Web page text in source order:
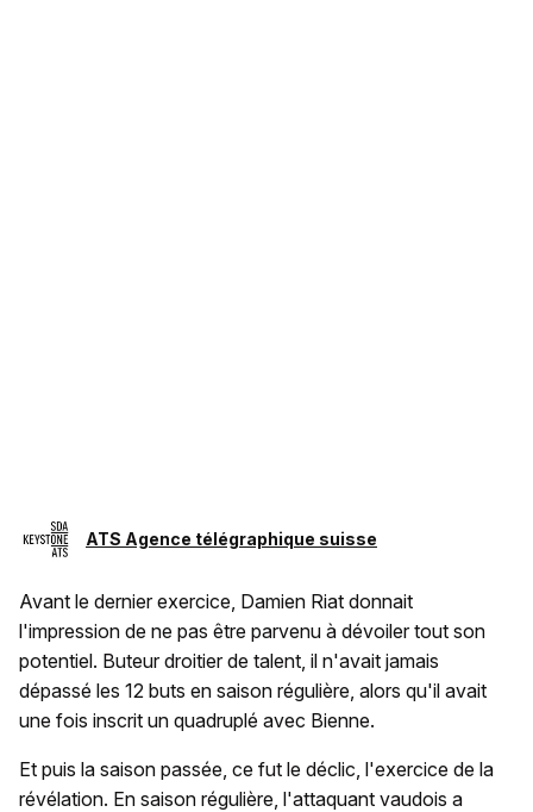
ATS Agence télégraphique suisse
Avant le dernier exercice, Damien Riat donnait
l'impression de ne pas être parvenu à dévoiler tout son
potentiel. Buteur droitier de talent, il n'avait jamais
dépassé les 12 buts en saison régulière, alors qu'il avait
une fois inscrit un quadruplé avec Bienne.
Et puis la saison passée, ce fut le déclic, l'exercice de la
révélation. En saison régulière, l'attaquant vaudois a